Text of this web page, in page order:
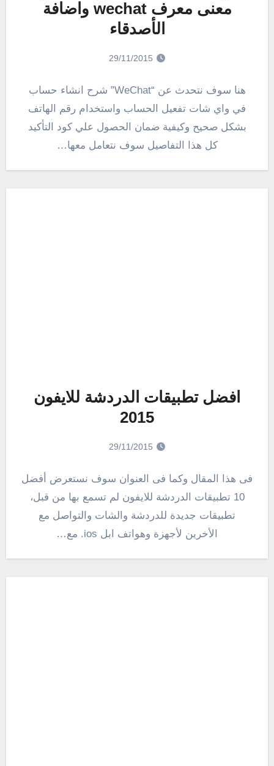
معنى معرف wechat واضافة
الأصدقاء
29/11/2015
هنا سوف نتحدث عن “WeChat” شرح انشاء حساب
في واي شات تفعيل الحساب واستخدام رقم الهاتف
بشكل صحيح وكيفية ضمان الحصول علي كود التأكيد
كل هذا التفاصيل سوف نتعامل معها…
افضل تطبيقات الدردشة للايفون
2015
29/11/2015
فى هذا المقال وكما فى العنوان سوف نستعرض أفضل
10 تطبيقات الدردشة للايفون لم تسمع بها من قبل،
تطبيقات جديدة للدردشة والشات والتواصل مع
الأخرين لأجهزة وهواتف ابل ios. مع…